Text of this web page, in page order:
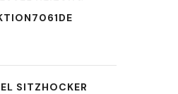
SITZHOCKER